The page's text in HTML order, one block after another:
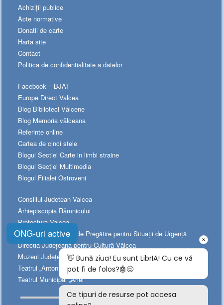
Achiziții publice
Acte normative
Donatii de carte
Harta site
Contact
Politica de confidentialitate a datelor
Facebook – BJAI
Europe Direct Valcea
Blog Biblioteci Vâlcene
Blog Memoria vâlceana
Referinte online
Cartea de cinci stele
Blogul Sectiei Carte in limbi straine
Blogul Secției Multimedia
Blogul Filialei Ostroveni
Consiliul Judetean Valcea
Arhiepiscopia Râmnicului
Prefectura Valcea
Platforma Naționala de Pregătire pentru Situații de Urgență
Directia Judeţeană pentru Cultură Vâlcea
Muzeul Judeţean de Istorie
Teatrul „Anton Pann”
Teatrul Municipal „Ariel”
ONG-uri active